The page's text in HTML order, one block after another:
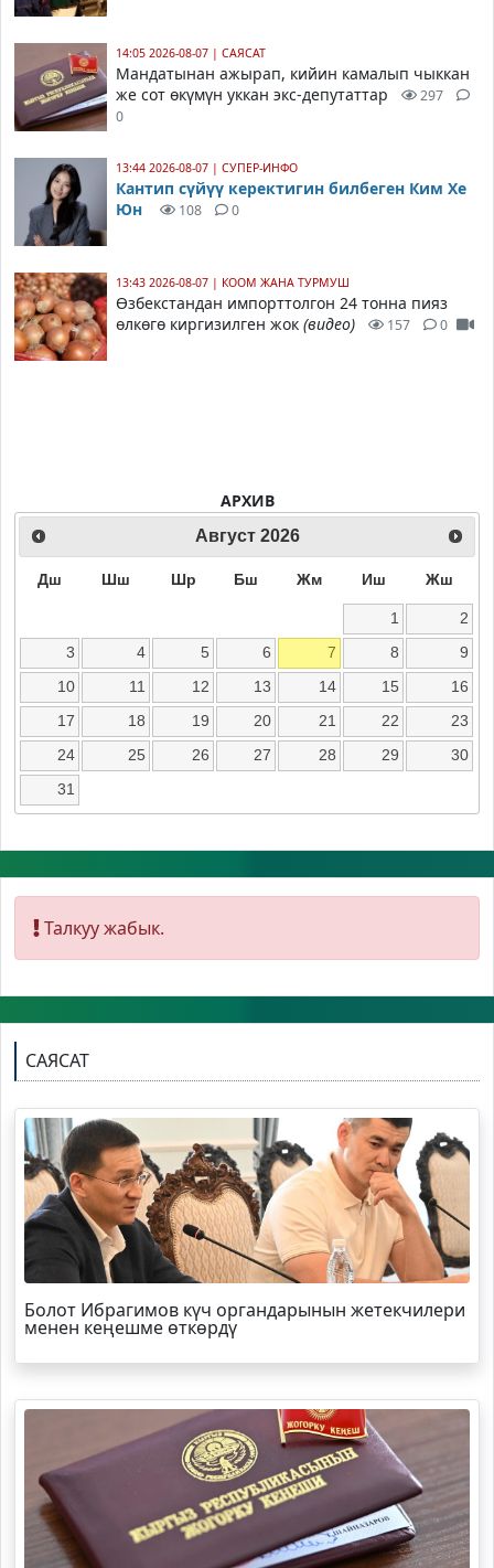
14:05 2026-08-07 | САЯСАТ
Мандатынан ажырап, кийин камалып чыккан
же сот өкүмүн уккан экс-депутаттар
297
0
13:44 2026-08-07 | СУПЕР-ИНФО
Кантип сүйүү керектигин билбеген Ким Хе
Юн
108 0
13:43 2026-08-07 | КООМ ЖАНА ТУРМУШ
Өзбекстандан импорттолгон 24 тонна пияз
өлкөгө киргизилген жок(видео) 157 0
АРХИВ
Август 2026
Дш Шш Шр Бш Жм Иш Жш
1
2
3
4 5 6 7 8
9
10
11 12 13 14 15
16
17
18 19 20 21 22
23
24
25 26 27 28 29
30
31
Талкуу жабык.
САЯСАТ
Болот Ибрагимов күч органдарынын жетекчилери
менен кеңешме өткөрдү